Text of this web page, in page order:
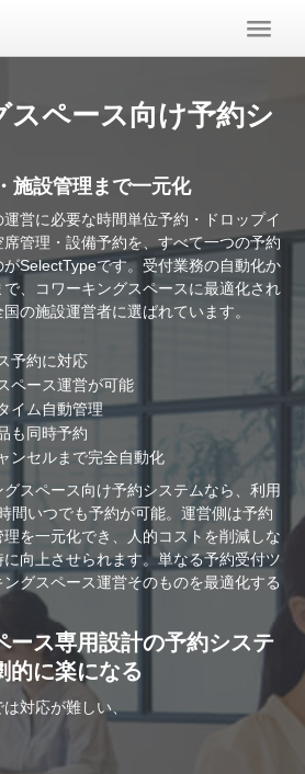
スペース向け予約シ
施設管理まで一元化
営に必要な時間単位予約・ドロップイ
管理・設備予約を、すべて一つの予約
SelectTypeです。受付業務の自動化か
、コワーキングスペースに最適化され
の施設運営者に選ばれています。
予約に対応
ペース運営が可能
イム自動管理
も同時予約
ンセルまで完全自動化
スペース向け予約システムなら、利用
間いつでも予約が可能。運営側は予約
を一元化でき、人的コストを削減しな
向上させられます。単なる予約受付ツ
グスペース運営そのものを最適化する
ース専用設計の予約システ
的に楽になる
対応が難しい、